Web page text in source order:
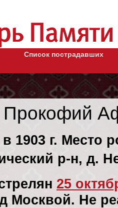
Список пострадавших
Прокофий
1903 г. Место
р-н, д.
25
Москвой. Не